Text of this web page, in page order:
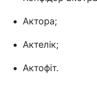
Актора;
Актелік;
Актофіт.